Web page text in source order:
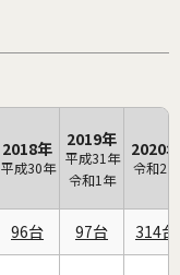
2018年
平成30年
2019年
平成31年
令和1年
2020年
令和2年
96 97 314